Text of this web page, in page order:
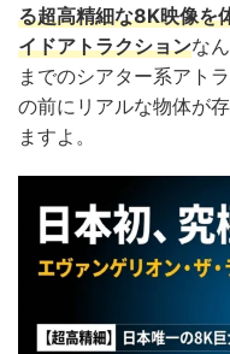
る超高精細な8K映像を
イドアトラクションな
までのシアター系アト
の前にリアルな物体が
ますよ。